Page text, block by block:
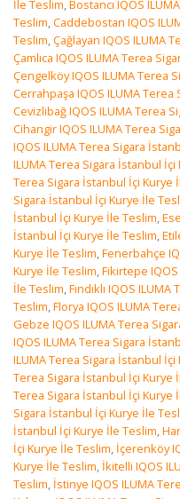
İle Teslim,Bostancı IQOS
Teslim,Caddebostan IQOS
Teslim,Çağlayan IQOS ILUMA
Çamlıca IQOS ILUMA Terea
Çengelköy IQOS ILUMA Terea
Cerrahpaşa IQOS ILUMA
Cevizlibağ IQOS ILUMA Terea
Cihangir IQOS ILUMA Terea
IQOS ILUMA Terea Sigara
ILUMA Terea Sigara İstanbul İçi
Terea Sigara İstanbul İçi Kurye
Sigara İstanbul İçi Kurye İle
İstanbul İçi Kurye İle Teslim,
İstanbul İçi Kurye İle Teslim,
Kurye İle Teslim,Fenerbahçe
Kurye İle Teslim,Fikirtepe
İle Teslim,Fındıklı IQOS
Teslim,Florya IQOS ILUMA
Gebze IQOS ILUMA Terea
IQOS ILUMA Terea Sigara
ILUMA Terea Sigara İstanbul İçi
Terea Sigara İstanbul İçi Kurye
Terea Sigara İstanbul İçi Kurye
Sigara İstanbul İçi Kurye İle
İstanbul İçi Kurye İle Teslim,
İçi Kurye İle Teslim, İçerenköy
Kurye İle Teslim, İkitelli IQOS
Teslim, İstinye IQOS ILUMA